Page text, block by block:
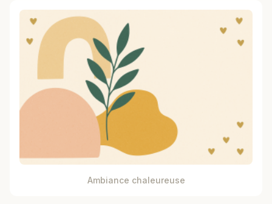
Ambiance chaleureuse